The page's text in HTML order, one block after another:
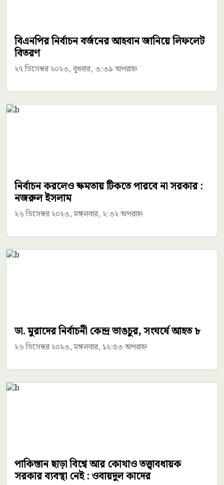
বিএনপির নির্বাচন বর্জনের আহবান জানিয়ে লিফলেট
বিতরণ
২৭ ডিসেম্বর ২০২৩, বুধবার, ৩:৩৯ অপরাহ্ন
নির্বাচন করলেও ক্ষমতায় টিকতে পারবে না সরকার :
নজরুল ইসলাম
২৬ ডিসেম্বর ২০২৩, মঙ্গলবার, ২:৩২ অপরাহ্ন
ডা. মুরাদের নির্বাচনী কেন্দ্র ভাঙচুর, সংঘর্ষে আহত ৮
২৬ ডিসেম্বর ২০২৩, মঙ্গলবার, ১২:৫৩ অপরাহ্ন
পাকিস্তান ছাড়া বিশ্বে আর কোথাও তত্ত্বাবধায়ক
সরকার ব্যবস্থা নেই : ওবায়দুল কাদের